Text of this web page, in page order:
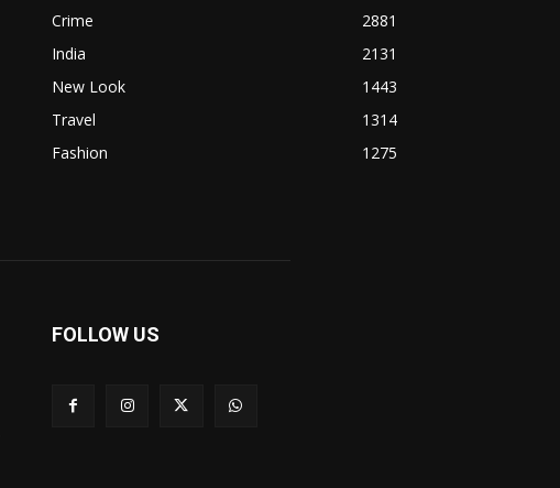
Crime
2881
India
2131
New Look
1443
Travel
1314
Fashion
1275
FOLLOW US